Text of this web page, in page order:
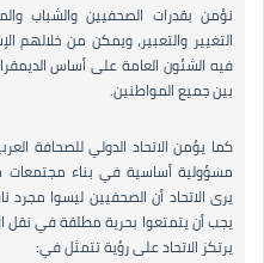
نؤمن بقدرات الصحفيين والشباب
التغيير والتعبير، ويمكن من خلالهم
فيه الشئون العامة على أساس
بين جميع المواطنين.
كما يؤمن الاتحاد الدولي للصحافة
مسؤولية أساسية في بناء مجتمعات
يرى الاتحاد أن الصحفيين ليسوا مجرد
يجب أن يتمتعوا بحرية مطلقة في نقل
يرتكز الاتحاد على رؤية تتمثل في: